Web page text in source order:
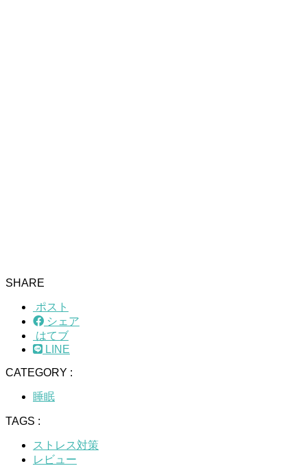
SHARE
ポスト
シェア
はてブ
LINE
CATEGORY :
睡眠
TAGS :
ストレス対策
レビュー